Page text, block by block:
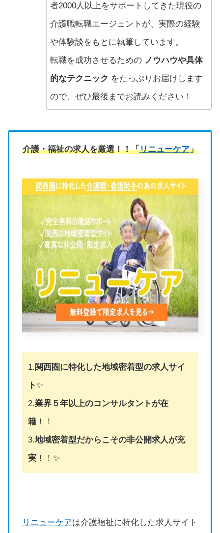
者2000人以上をサポートしてきた現役の
介護職転職エージェントが、実際の経験
や体験談をもとに執筆しています。
転職を成功させるための ノウハウや具体
的なテクニック をたっぷりお届けします
ので、ぜひ最後までお読みください！
介護・福祉の求人を厳選！！「リニューケア」
1.関西圏に特化した地域密着型の求人サイ
ト ✨
2.業界５年以上のコンサルタントが在
籍！！
3.地域密着型だからこその非公開求人が充
実！！✨
リニューケアは介護福祉に特化した求人サイト